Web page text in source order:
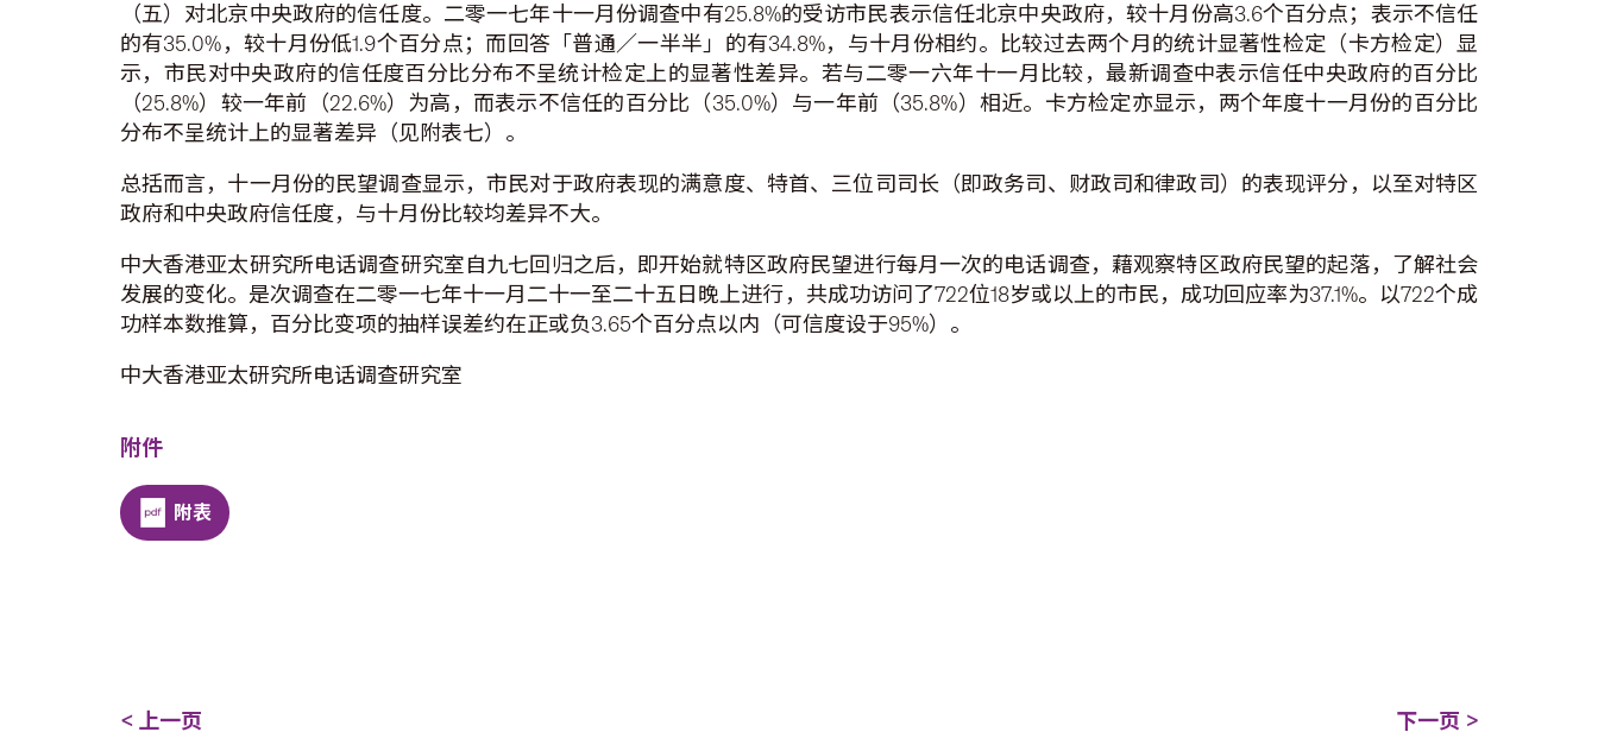
（五）对北京中央政府的信任度。二零一七年十一月份调查中有25.8%的受访市民表示信任北京中央政府，较十月份高3.6个百分点；表示不信任
的有35.0%，较十月份低1.9个百分点；而回答「普通／一半半」的有34.8%，与十月份相约。比较过去两个月的统计显著性检定（卡方检定）显
示，市民对中央政府的信任度百分比分布不呈统计检定上的显著性差异。若与二零一六年十一月比较，最新调查中表示信任中央政府的百分比
（25.8%）较一年前（22.6%）为高，而表示不信任的百分比（35.0%）与一年前（35.8%）相近。卡方检定亦显示，两个年度十一月份的百分比
分布不呈统计上的显著差异（见附表七）。
总括而言，十一月份的民望调查显示，市民对于政府表现的满意度、特首、三位司司长（即政务司、财政司和律政司）的表现评分，以至对特区
政府和中央政府信任度，与十月份比较均差异不大。
中大香港亚太研究所电话调查研究室自九七回归之后，即开始就特区政府民望进行每月一次的电话调查，藉观察特区政府民望的起落，了解社会
发展的变化。是次调查在二零一七年十一月二十一至二十五日晚上进行，共成功访问了722位18岁或以上的市民，成功回应率为37.1%。以722个成
功样本数推算，百分比变项的抽样误差约在正或负3.65个百分点以内（可信度设于95%）。
中大香港亚太研究所电话调查研究室
附件
附表
< 上一页 下一页 >